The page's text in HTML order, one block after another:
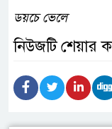
ডয়চে ভেলে
নিউজটি শেয়ার